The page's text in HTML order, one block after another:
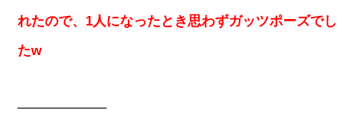
れたので、1人になったとき思わずガッツポーズでし
たw
——————–